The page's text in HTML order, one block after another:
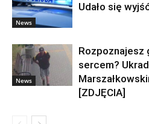
News
Udało się
News
Rozpoznajesz
sercem?
[ZDJĘCIA]